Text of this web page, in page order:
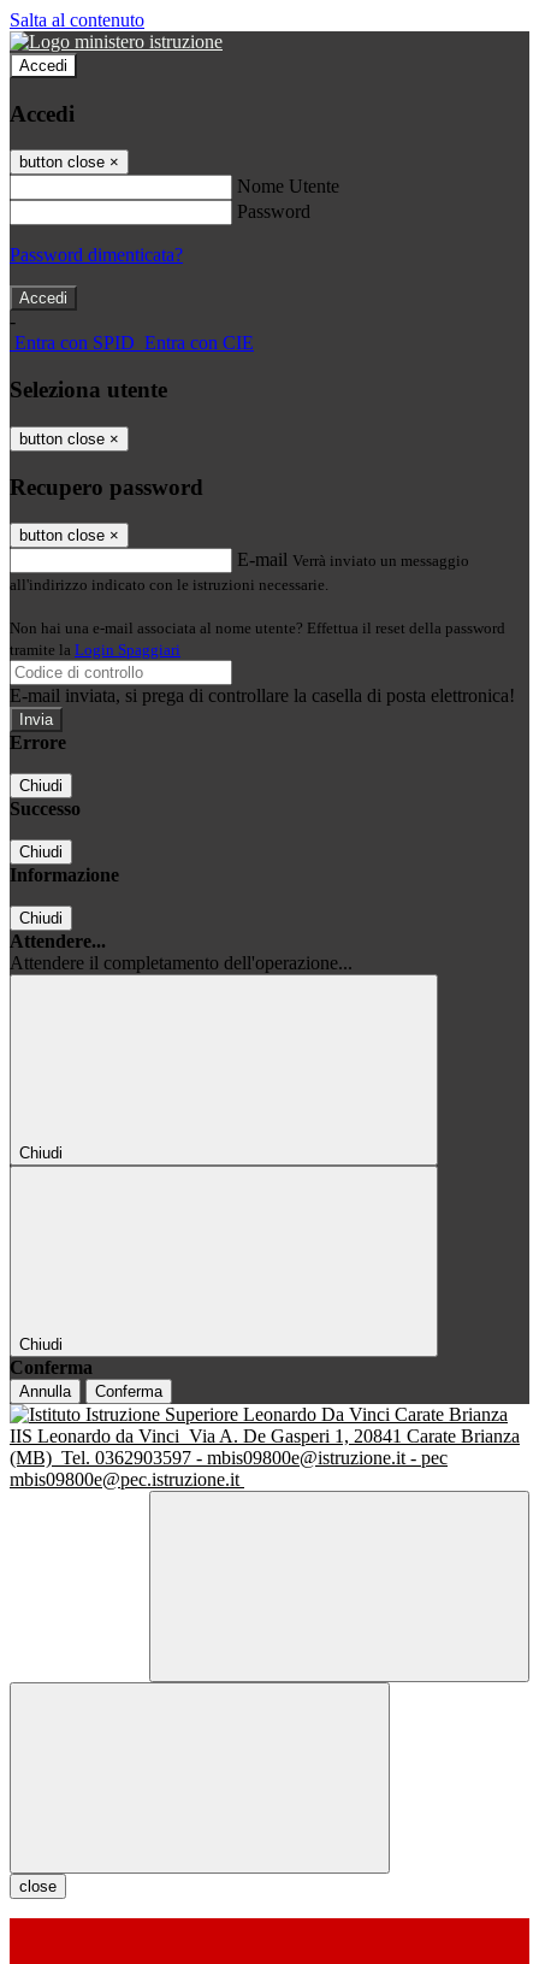
Salta al contenuto
Accedi
Accedi
button close ×
Nome Utente
Password
Password dimenticata?
-
Entra con SPID Entra con CIE
Seleziona utente
button close ×
Recupero password
button close ×
E-mail Verrà inviato un messaggio
all'indirizzo indicato con le istruzioni necessarie.
Non hai una e-mail associata al nome utente? Effettua il reset della password
tramite la Login Spaggiari
E-mail inviata, si prega di controllare la casella di posta elettronica!
Errore
Chiudi
Successo
Chiudi
Informazione
Chiudi
Attendere...
Attendere il completamento dell'operazione...
Chiudi
Chiudi
Conferma
Annulla Conferma
IIS Leonardo da Vinci Via A. De Gasperi 1, 20841 Carate Brianza
(MB) Tel. 0362903597 - mbis09800e@istruzione.it - pec
mbis09800e@pec.istruzione.it
close